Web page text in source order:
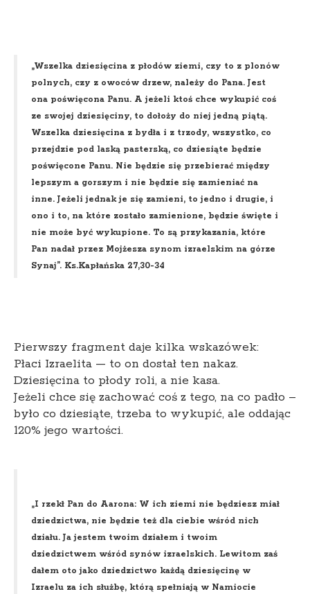
„Wszelka dziesięcina z płodów ziemi, czy to z plonów
polnych, czy z owoców drzew, należy do Pana. Jest
ona poświęcona Panu. A jeżeli ktoś chce wykupić coś
ze swojej dziesięciny, to dołoży do niej jedną piątą.
Wszelka dziesięcina z bydła i z trzody, wszystko, co
przejdzie pod laską pasterską, co dziesiąte będzie
poświęcone Panu. Nie będzie się przebierać między
lepszym a gorszym i nie będzie się zamieniać na
inne. Jeżeli jednak je się zamieni, to jedno i drugie, i
ono i to, na które zostało zamienione, będzie święte i
nie może być wykupione. To są przykazania, które
Pan nadał przez Mojżesza synom izraelskim na górze
Synaj”. Ks.Kapłańska 27,30-34
Pierwszy fragment daje kilka wskazówek:
Płaci Izraelita — to on dostał ten nakaz.
Dziesięcina to płody roli, a nie kasa.
Jeżeli chce się zachować coś z tego, na co padło –
było co dziesiąte, trzeba to wykupić, ale oddając
120% jego wartości.
„I rzekł Pan do Aarona: W ich ziemi nie będziesz miał
dziedzictwa, nie będzie też dla ciebie wśród nich
działu. Ja jestem twoim działem i twoim
dziedzictwem wśród synów izraelskich. Lewitom zaś
dałem oto jako dziedzictwo każdą dziesięcinę w
Izraelu za ich służbę, którą spełniają w Namiocie